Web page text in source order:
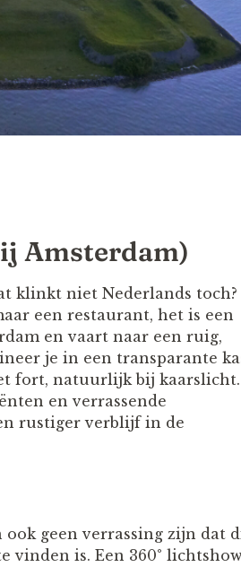
Amsterdam)
klinkt niet Nederlands toch?
een restaurant, het is een
en vaart naar een ruig,
je in een transparante
fort, natuurlijk bij kaarslicht.
en verrassende
rustiger verblijf in de
geen verrassing zijn dat
is. Een 360°